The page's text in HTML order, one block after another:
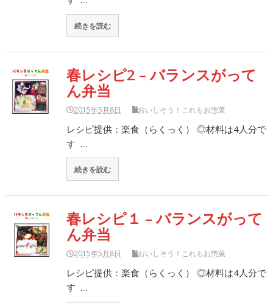
続きを読む
春レシピ2 – バランスがって
ん弁当
2015年5月8日 おいしそう！これもお惣菜
レシピ提供：楽食（らくっく） ◎材料は4人分で
す …
続きを読む
春レシピ１ – バランスがって
ん弁当
2015年5月8日 おいしそう！これもお惣菜
レシピ提供：楽食（らくっく） ◎材料は4人分で
す …